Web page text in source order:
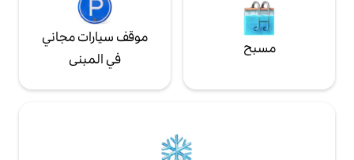
موقف سيارات مجاني
في المبنى